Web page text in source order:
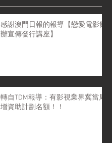
感謝澳門日報的報導【戀愛電影館
辦宣傳發行講座】
轉自TDM報導：有影視業界冀當局
增資助計劃名額！！